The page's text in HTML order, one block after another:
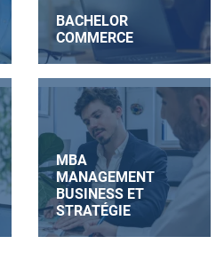
BACHELOR
COMMERCE
MBA
MANAGEMENT
BUSINESS ET
STRATÉGIE